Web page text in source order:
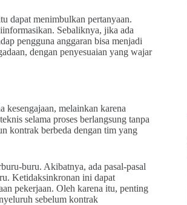
dapat menimbulkan pertanyaan.
Sebaliknya, jika ada
pengguna anggaran bisa menjadi
dengan penyesuaian yang wajar
kesengajaan, melainkan karena
selama proses berlangsung tanpa
kontrak berbeda dengan tim yang
buru. Akibatnya, ada pasal-pasal
Ketidaksinkronan ini dapat
pekerjaan. Oleh karena itu, penting
sebelum kontrak